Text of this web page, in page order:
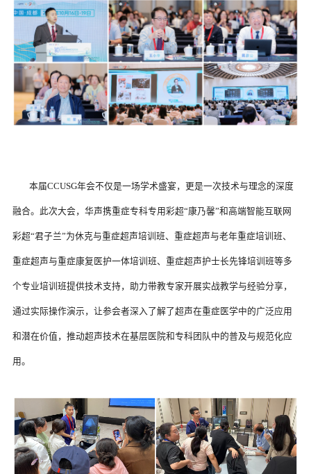
融合。此次大会，华声携重症专科专用彩超“康乃馨”和高端智能互联网
彩超“君子兰”为休克与重症超声培训班、重症超声与老年重症培训班、
重症超声与重症康复医护一体培训班、重症超声护士长先锋培训班等多
个专业培训班提供技术支持，助力带教专家开展实战教学与经验分享，
通过实际操作演示，让参会者深入了解了超声在重症医学中的广泛应用
和潜在价值，推动超声技术在基层医院和专科团队中的普及与规范化应